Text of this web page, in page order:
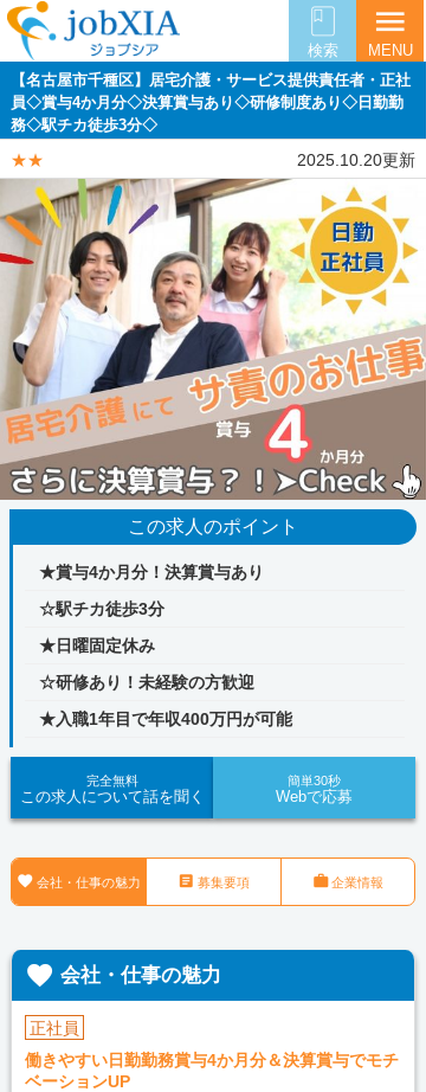
検索
menu
MENU
【名古屋市千種区】居宅介護・サービス提供責任者・正社
員◇賞与4か月分◇決算賞与あり◇研修制度あり◇日勤勤
務◇駅チカ徒歩3分◇
★★ 2025.10.20更新
この求人のポイント
★賞与4か月分！決算賞与あり
☆駅チカ徒歩3分
★日曜固定休み
☆研修あり！未経験の方歓迎
★入職1年目で年収400万円が可能
完全無料
この求人について話を聞く
簡単30秒
Webで応募
 会社・仕事の魅力  募集要項 企業情報
 会社・仕事の魅力
正社員
働きやすい日勤勤務賞与4か月分＆決算賞与でモチ
ベーションUP